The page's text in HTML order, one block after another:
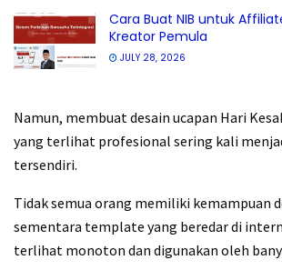
Cara Buat NIB untuk
Kreator Pemula
JULY 28, 2026
Namun, membuat desain ucapan Hari
yang terlihat profesional sering kali
tersendiri.
Tidak semua orang memiliki kemampuan
sementara template yang beredar di
terlihat monoton dan digunakan oleh